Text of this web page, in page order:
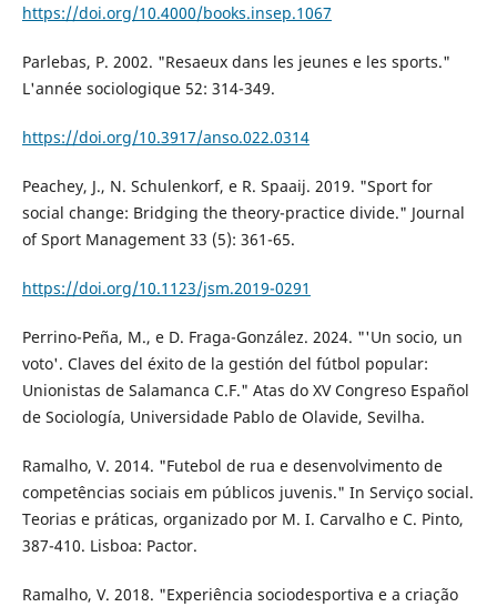
https://doi.org/10.4000/books.insep.1067
Parlebas, P. 2002. "Resaeux dans les jeunes e les sports."
L'année sociologique 52: 314-349.
https://doi.org/10.3917/anso.022.0314
Peachey, J., N. Schulenkorf, e R. Spaaij. 2019. "Sport for
social change: Bridging the theory-practice divide." Journal
of Sport Management 33 (5): 361-65.
https://doi.org/10.1123/jsm.2019-0291
Perrino-Peña, M., e D. Fraga-González. 2024. "'Un socio, un
voto'. Claves del éxito de la gestión del fútbol popular:
Unionistas de Salamanca C.F." Atas do XV Congreso Español
de Sociología, Universidade Pablo de Olavide, Sevilha.
Ramalho, V. 2014. "Futebol de rua e desenvolvimento de
competências sociais em públicos juvenis." In Serviço social.
Teorias e práticas, organizado por M. I. Carvalho e C. Pinto,
387-410. Lisboa: Pactor.
Ramalho, V. 2018. "Experiência sociodesportiva e a criação